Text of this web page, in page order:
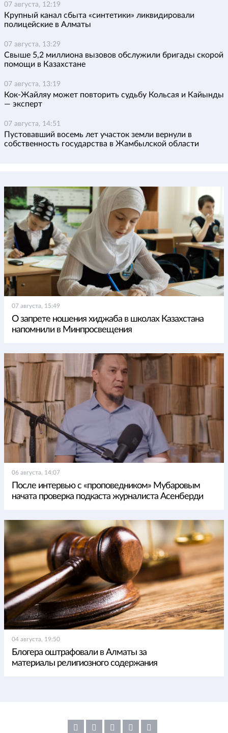
07 августа, 12:19
Крупный канал сбыта «синтетики» ликвидировали
полицейские в Алматы
07 августа, 13:29
Свыше 5,2 миллиона вызовов обслужили бригады скорой
помощи в Казахстане
07 августа, 13:19
Кок-Жайляу может повторить судьбу Кольсая и Кайынды
— эксперт
07 августа, 14:51
Пустовавший восемь лет участок земли вернули в
собственность государства в Жамбылской области
07 августа, 15:49
О запрете ношения хиджаба в школах Казахстана
напомнили в Минпросвещения
06 августа, 14:07
После интервью с «проповедником» Мубаровым
начата проверка подкаста журналиста Асенберди
04 августа, 19:50
Блогера оштрафовали в Алматы за
материалы религиозного содержания